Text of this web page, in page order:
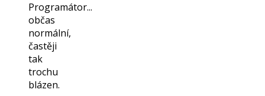
Programátor...
občas
normální,
častěji
tak
trochu
blázen.